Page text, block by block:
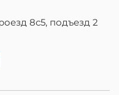
8с5, подъезд 2